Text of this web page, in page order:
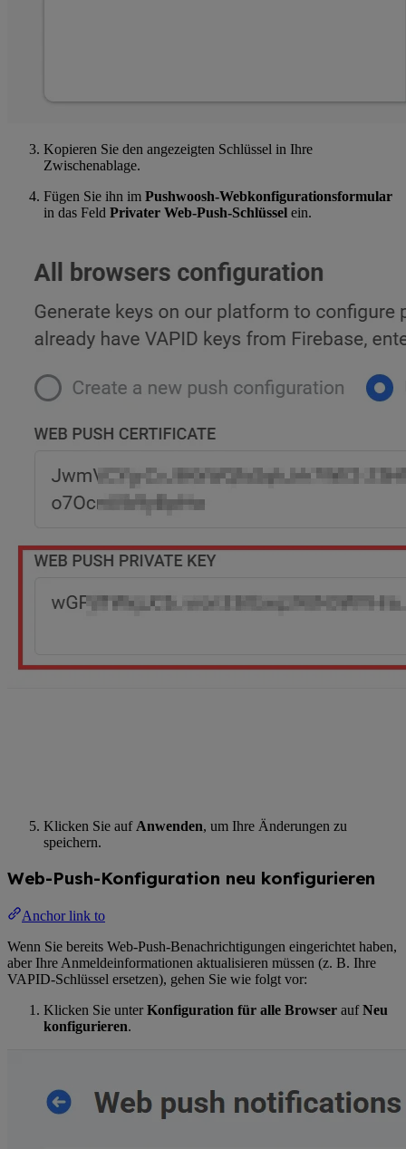
Kopieren Sie den angezeigten Schlüssel in Ihre
Zwischenablage.
Fügen Sie ihn im Pushwoosh-Webkonfigurationsformular
in das Feld Privater Web-Push-Schlüssel ein.
Klicken Sie auf Anwenden, um Ihre Änderungen zu
speichern.
Web-Push-Konfiguration neu konfigurieren
Anchor link to
Wenn Sie bereits Web-Push-Benachrichtigungen eingerichtet haben,
aber Ihre Anmeldeinformationen aktualisieren müssen (z. B. Ihre
VAPID-Schlüssel ersetzen), gehen Sie wie folgt vor:
Klicken Sie unterKonfiguration für alle Browser aufNeu
konfigurieren.